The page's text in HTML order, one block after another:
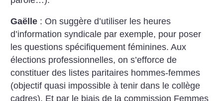
Gaëlle : On suggère d’utiliser les heures
d’information syndicale par exemple, pour poser
les questions spécifiquement féminines. Aux
élections professionnelles, on s’efforce de
constituer des listes paritaires hommes-femmes
(objectif quasi impossible à tenir dans le collège
cadres). Et par le biais de la commission Femmes